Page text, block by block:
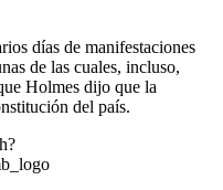
días de manifestaciones
de las cuales, incluso,
Holmes dijo que la
del país.